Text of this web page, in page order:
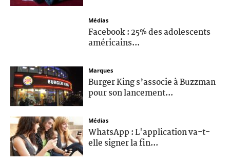
Médias
Facebook : 25% des adolescents
américains...
Marques
Burger King s’associe à Buzzman
pour son lancement...
Médias
WhatsApp : L'application va-t-
elle signer la fin...